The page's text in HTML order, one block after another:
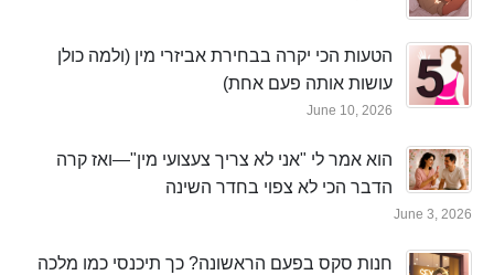
הטעות הכי יקרה בבחירת אביזרי מין (ולמה כולן
עושות אותה פעם אחת)
June 10, 2026
הוא אמר לי "אני לא צריך צעצועי מין"—ואז קרה
הדבר הכי לא צפוי בחדר השינה
June 3, 2026
חנות סקס בפעם הראשונה? כך תיכנסי כמו מלכה